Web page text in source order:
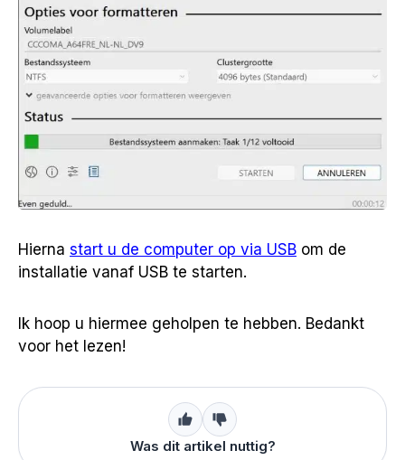
Hierna start u de computer op via USB om de
installatie vanaf USB te starten.
Ik hoop u hiermee geholpen te hebben. Bedankt
voor het lezen!
Was dit artikel nuttig?